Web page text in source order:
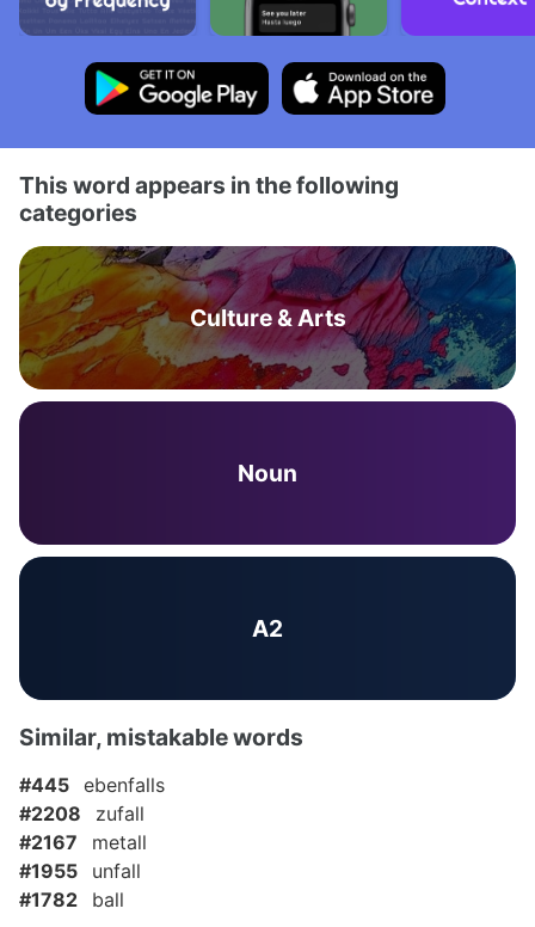
This word appears in the following
categories
Culture & Arts
Noun
A2
Similar, mistakable words
#445 ebenfalls
#2208
zufall
#2167
metall
#1955
unfall
#1782
ball